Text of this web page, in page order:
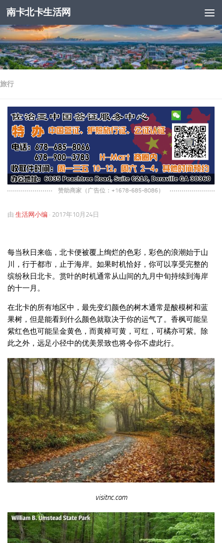
跳至内容
南卡北卡生活网
旅行
赞助商家（广告位：+1678-685-8086）
由 生活网小编 · 2017年10月24日
每当秋日来临，北卡便被覆上绚烂的色彩，彩色的浪潮始于山
川，行于都市，止于海岸。如果时机恰好，你可以享受完整的
缤纷秋日北卡。赏叶的时机通常从山间的九月中旬持续到海岸
的十一月。
在北卡的所有地区中，最先变幻颜色的树木通常是酸模树和蓝
果树，但是能看到什么颜色就取决于你的运气了。香枫可能呈
紫红色也可能呈金黄色，而黄樟可黄，可红，可橘亦可紫。除
此之外，远足小径中的优美景致也将令你不虚此行。
visitnc.com